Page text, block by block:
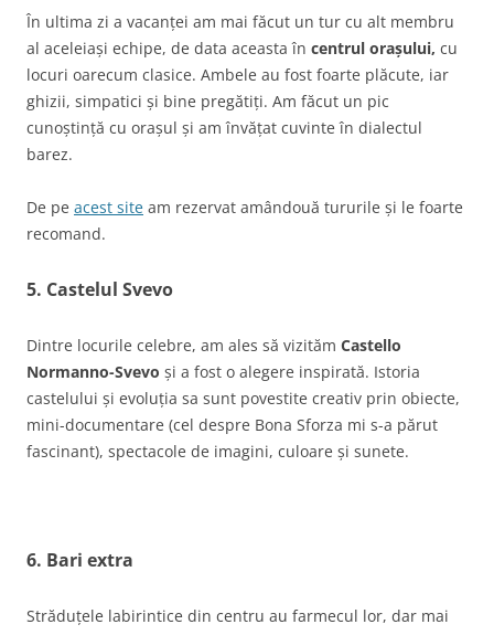
În ultima zi a vacanței am mai făcut un tur cu alt membru
al aceleiași echipe, de data aceasta în centrul orașului, cu
locuri oarecum clasice. Ambele au fost foarte plăcute, iar
ghizii, simpatici și bine pregătiți. Am făcut un pic
cunoștință cu orașul și am învățat cuvinte în dialectul
barez.
De pe acest site am rezervat amândouă tururile și le foarte
recomand.
5. Castelul Svevo
Dintre locurile celebre, am ales să vizităm Castello
Normanno-Svevo și a fost o alegere inspirată. Istoria
castelului și evoluția sa sunt povestite creativ prin obiecte,
mini-documentare (cel despre Bona Sforza mi s-a părut
fascinant), spectacole de imagini, culoare și sunete.
6. Bari extra
Străduțele labirintice din centru au farmecul lor, dar mai